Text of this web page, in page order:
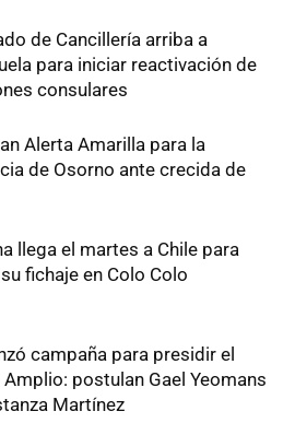
de Cancillería arriba a
para iniciar reactivación de
consulares
Alerta Amarilla para la
de Osorno ante crecida de
llega el martes a Chile para
fichaje en Colo Colo
campaña para presidir el
Amplio: postulan Gael Yeomans
Martínez